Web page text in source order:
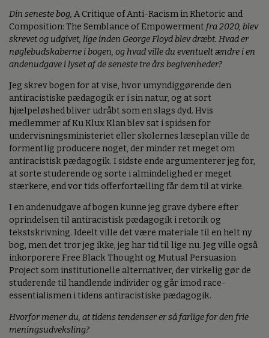
Din seneste bog, A Critique of Anti-Racism in Rhetoric and
Composition: The Semblance of Empowerment fra 2020, blev
skrevet og udgivet, lige inden George Floyd blev dræbt. Hvad er
nøglebudskaberne i bogen, og hvad ville du eventuelt ændre i en
andenudgave i lyset af de seneste tre års begivenheder?
Jeg skrev bogen for at vise, hvor umyndiggørende den
antiracistiske pædagogik er i sin natur, og at sort
hjælpeløshed bliver udråbt som en slags dyd. Hvis
medlemmer af Ku Klux Klan blev sat i spidsen for
undervisningsministeriet eller skolernes læseplan ville de
formentlig producere noget, der minder ret meget om
antiracistisk pædagogik. I sidste ende argumenterer jeg for,
at sorte studerende og sorte i almindelighed er meget
stærkere, end vor tids offerfortælling får dem til at virke.
I en andenudgave af bogen kunne jeg grave dybere efter
oprindelsen til antiracistisk pædagogik i retorik og
tekstskrivning. Ideelt ville det være materiale til en helt ny
bog, men det tror jeg ikke, jeg har tid til lige nu. Jeg ville også
inkorporere Free Black Thought og Mutual Persuasion
Project som institutionelle alternativer, der virkelig gør de
studerende til handlende individer og går imod race-
essentialismen i tidens antiracistiske pædagogik.
Hvorfor mener du, at tidens tendenser er så farlige for den frie
meningsudveksling?